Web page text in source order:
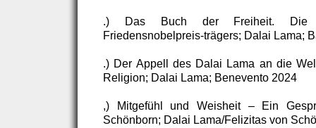
.) Das Buch der Freiheit. Die
Friedensnobelpreis-trägers; Dalai Lama;
.) Der Appell des Dalai Lama an die
Religion; Dalai Lama; Benevento 2024
,) Mitgefühl und Weisheit – Ein
Schönborn; Dalai Lama/Felizitas von